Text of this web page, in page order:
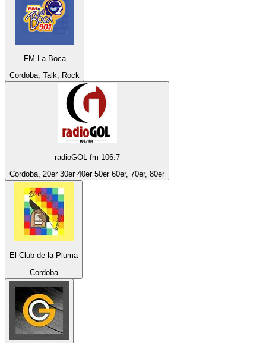
FM La Boca
Cordoba, Talk, Rock
radioGOL fm 106.7
Cordoba, 20er 30er 40er 50er 60er, 70er, 80er
El Club de la Pluma
Cordoba